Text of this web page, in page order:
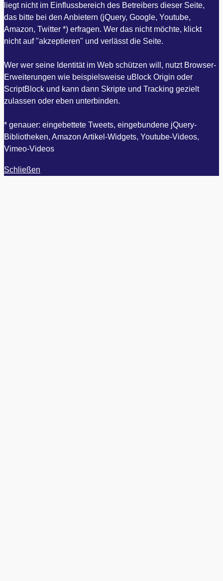
liegt nicht im Einflussbereich des Betreibers dieser Seite,
das bitte bei den Anbietern (jQuery, Google, Youtube,
Amazon, Twitter *) erfragen. Wer das nicht möchte, klickt
nicht auf "akzeptieren" und verlässt die Seite.
Wer wer seine Identität im Web schützen will, nutzt Browser-
Erweiterungen wie beispielsweise uBlock Origin oder
ScriptBlock und kann dann Skripte und Tracking gezielt
zulassen oder eben unterbinden.
* genauer: eingebettete Tweets, eingebundene jQuery-
Bibliotheken, Amazon Artikel-Widgets, Youtube-Videos,
Vimeo-Videos
Schließen